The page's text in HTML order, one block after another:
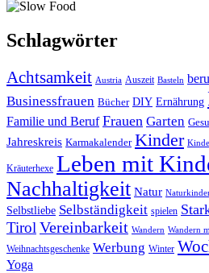
Schlagwörter
Achtsamkeit Austria Auszeit Basteln
Businessfrauen Bücher DIY Ernährung
Familie und Beruf Frauen Garten
Jahreskreis Karmakalender Kinder
Kräuterhexe Leben mit
Nachhaltigkeit Natur
Selbstliebe Selbständigkeit spielen
Tirol Vereinbarkeit Wandern Wandern
Weihnachtsgeschenke Werbung Winter
Yoga